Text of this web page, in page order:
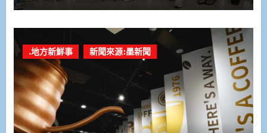
.地方新鮮事 新聞來源:墨新聞